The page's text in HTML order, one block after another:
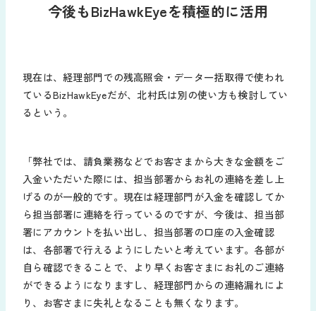
今後もBizHawkEyeを積極的に活用
現在は、経理部門での残高照会・データ一括取得で使われ
ているBizHawkEyeだが、北村氏は別の使い方も検討してい
るという。
「弊社では、請負業務などでお客さまから大きな金額をご
入金いただいた際には、担当部署からお礼の連絡を差し上
げるのが一般的です。現在は経理部門が入金を確認してか
ら担当部署に連絡を行っているのですが、今後は、担当部
署にアカウントを払い出し、担当部署の口座の入金確認
は、各部署で行えるようにしたいと考えています。各部が
自ら確認できることで、より早くお客さまにお礼のご連絡
ができるようになりますし、経理部門からの連絡漏れによ
り、お客さまに失礼となることも無くなります。